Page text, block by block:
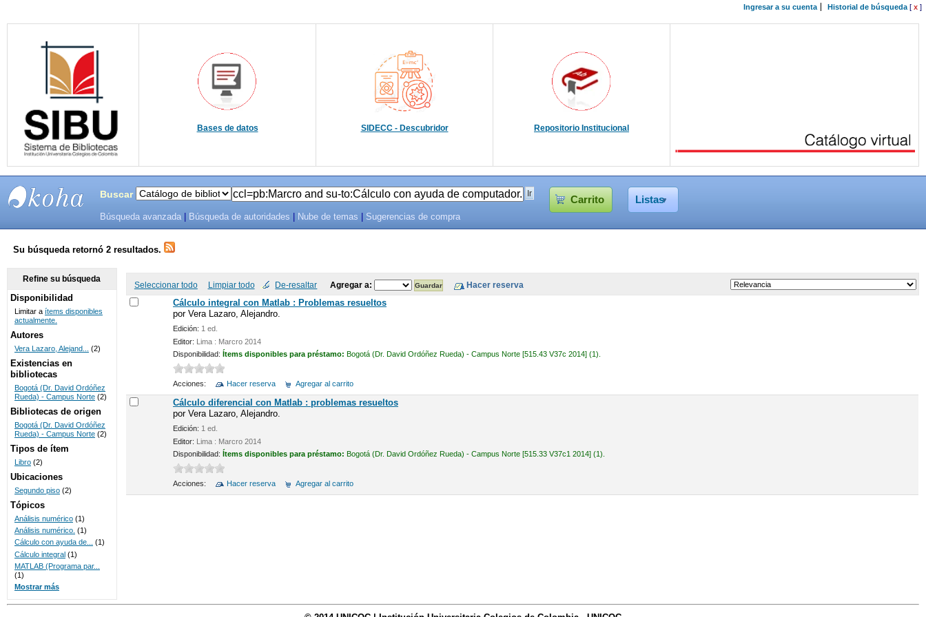
Ingresar a su cuenta Historial de búsqueda[ x ]
Bases de datos SIDECC - Descubridor Repositorio Institucional
SISTEMAS
DE
BIBLIOTECAS
UNICOC
Buscar Carrito Listas
Búsqueda avanzada Búsqueda de autoridades Nube de temas Sugerencias de compra
Su búsqueda retornó 2 resultados.
Seleccionar todo Limpiar todo De-resaltar Agregar a:
Cálculo integral con Matlab : Problemas resueltos
por Vera Lazaro, Alejandro.
Edición: 1 ed.
Editor: Lima : Marcro 2014
Disponibilidad: Ítems disponibles para préstamo: Bogotá (Dr. David Ordóñez Rueda) - Campus Norte [515.43 V37c 2014] (1).
Acciones: Hacer reserva Agregar al carrito
Cálculo diferencial con Matlab : problemas resueltos
por Vera Lazaro, Alejandro.
Edición: 1 ed.
Editor: Lima : Marcro 2014
Disponibilidad: Ítems disponibles para préstamo: Bogotá (Dr. David Ordóñez Rueda) - Campus Norte [515.33 V37c1 2014] (1).
Acciones: Hacer reserva Agregar al carrito
Refine su búsqueda
Disponibilidad
Limitar a ítems disponibles
actualmente.
Autores
Vera Lazaro, Alejand... (2)
Existencias en
bibliotecas
Bogotá (Dr. David Ordóñez
Rueda) - Campus Norte (2)
Bibliotecas de origen
Bogotá (Dr. David Ordóñez
Rueda) - Campus Norte (2)
Tipos de ítem
Libro (2)
Ubicaciones
Segundo piso (2)
Tópicos
Análisis numérico (1)
Análisis numérico. (1)
Cálculo con ayuda de... (1)
Cálculo integral (1)
MATLAB (Programa par...
(1)
Mostrar más